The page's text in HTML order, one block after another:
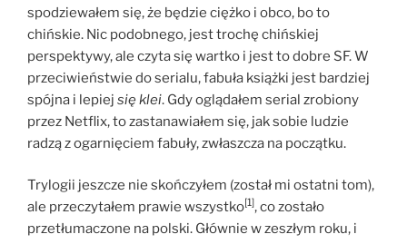
spodziewałem się, że będzie ciężko i obco, bo to
chińskie. Nic podobnego, jest trochę chińskiej
perspektywy, ale czyta się wartko i jest to dobre SF. W
przeciwieństwie do serialu, fabuła książki jest bardziej
spójna i lepiej się klei. Gdy oglądałem serial zrobiony
przez Netflix, to zastanawiałem się, jak sobie ludzie
radzą z ogarnięciem fabuły, zwłaszcza na początku.
Trylogii jeszcze nie skończyłem (został mi ostatni tom),
ale przeczytałem prawie wszystko[1], co zostało
przetłumaczone na polski. Głównie w zeszłym roku, i